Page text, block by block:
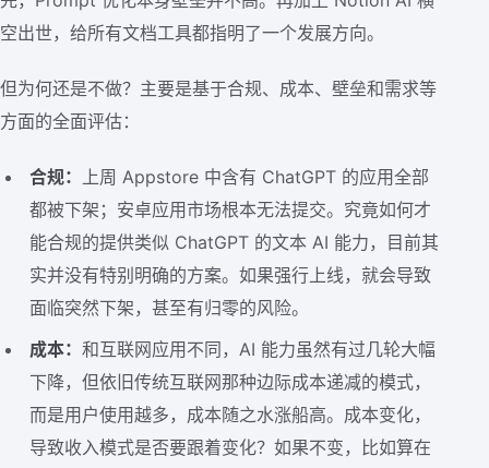
空出世，给所有文档工具都指明了一个发展方向。
但为何还是不做？主要是基于合规、成本、壁垒和需求等
方面的全面评估：
合规：
上周 Appstore 中含有 ChatGPT 的应用全部
都被下架；安卓应用市场根本无法提交。究竟如何才
能合规的提供类似 ChatGPT 的文本 AI 能力，目前其
实并没有特别明确的方案。如果强行上线，就会导致
面临突然下架，甚至有归零的风险。
成本：和互联网应用不同，AI 能力虽然有过几轮大幅
下降，但依旧传统互联网那种边际成本递减的模式，
而是用户使用越多，成本随之水涨船高。成本变化，
导致收入模式是否要跟着变化？如果不变，比如算在